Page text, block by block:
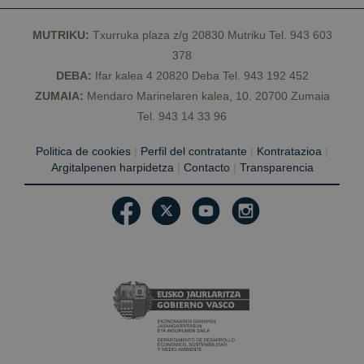
MUTRIKU: Txurruka plaza z/g 20830 Mutriku Tel. 943 603
378
DEBA: Ifar kalea 4 20820 Deba Tel. 943 192 452
ZUMAIA: Mendaro Marinelaren kalea, 10. 20700 Zumaia
Tel. 943 14 33 96
Politica de cookies Perfil del contratante Kontratazioa
Argitalpenen harpidetza
Contacto Transparencia
Cookies de preferencias
Cookies de funcionalidad
Cookies no clasificadas
funcionalidad principal del sitio web, como el inicio
de sesión de usuario y la gestión de cuentas. El sitio
web no se puede utilizar correctamente sin las
Nombre
Proveedor /
Dominio
Vencimiento
CookieScriptConsent
CookieScript
geoparkea.eus